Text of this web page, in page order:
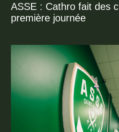
ASSE : Cathro fait des
première journée